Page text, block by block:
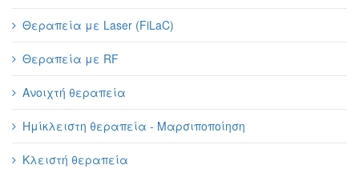
Θεραπεία με Laser (FiLaC)
Θεραπεία με RF
Ανοιχτή θεραπεία
Ημίκλειστη θεραπεία - Μαρσιποποίηση
Κλειστή θεραπεία